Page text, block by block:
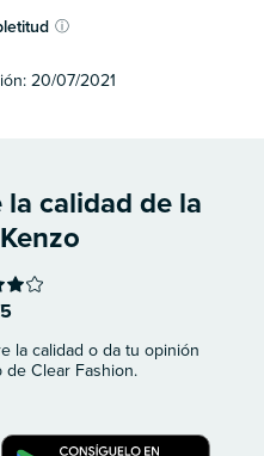
ⓘ
20/07/2021
calidad de la
la calidad o da tu opinión
de Clear Fashion.